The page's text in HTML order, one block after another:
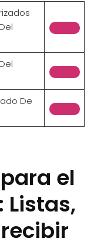
De
el
Listas,